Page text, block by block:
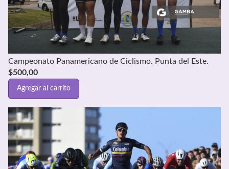
Campeonato Panamericano de Ciclismo. Punta del Este.
$500,00
Agregar al carrito